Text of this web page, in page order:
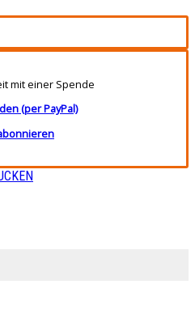
mit einer Spende
(per PayPal)